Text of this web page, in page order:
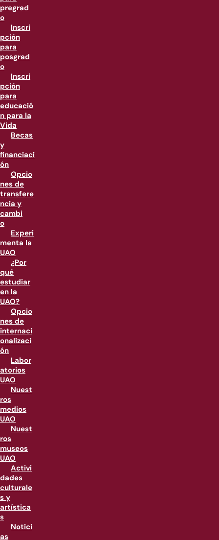
pregrad
o
Inscri
pción
para
posgrad
o
Inscri
pción
para
educació
n para la
Vida
Becas
y
financiaci
ón
Opcio
nes de
transfere
ncia y
cambi
o
Experi
menta la
UAO
¿Por
qué
estudiar
en la
UAO?
Opcio
nes de
internaci
onalizaci
ón
Labor
atorios
UAO
Nuest
ros
medios
UAO
Nuest
ros
museos
UAO
Activi
dades
culturale
s y
artística
s
Notici
as